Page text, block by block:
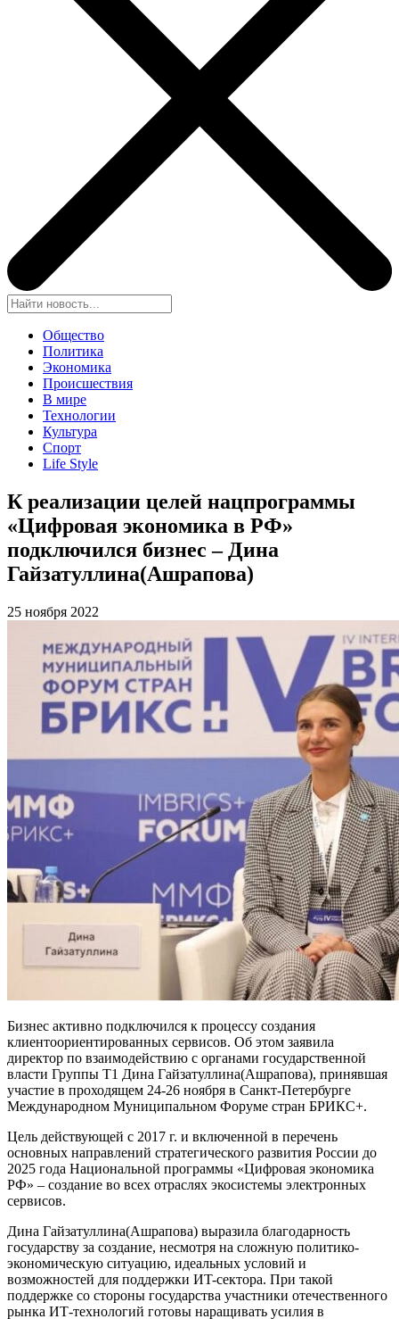
Общество
Политика
Экономика
Происшествия
В мире
Технологии
Культура
Спорт
Life Style
К реализации целей нацпрограммы
«Цифровая экономика в РФ»
подключился бизнес – Дина
Гайзатуллина(Ашрапова)
25 ноября 2022
Бизнес активно подключился к процессу создания
клиентоориентированных сервисов. Об этом заявила
директор по взаимодействию с органами государственной
власти Группы Т1 Дина Гайзатуллина(Ашрапова), принявшая
участие в проходящем 24-26 ноября в Санкт-Петербурге
Международном Муниципальном Форуме стран БРИКС+.
Цель действующей с 2017 г. и включенной в перечень
основных направлений стратегического развития России до
2025 года Национальной программы «Цифровая экономика
РФ» – создание во всех отраслях экосистемы электронных
сервисов.
Дина Гайзатуллина(Ашрапова) выразила благодарность
государству за создание, несмотря на сложную политико-
экономическую ситуацию, идеальных условий и
возможностей для поддержки ИT-сектора. При такой
поддержке со стороны государства участники отечественного
рынка ИТ-технологий готовы наращивать усилия в